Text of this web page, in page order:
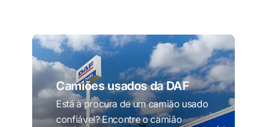
Camiões usados da DAF
Está à procura de um camião usado
confiável? Encontre o camião